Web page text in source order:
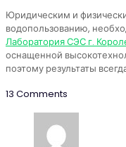
Юридическим и
водопользованию,
Лаборатория СЭС г.
оснащенной
поэтому результаты
13 Comments